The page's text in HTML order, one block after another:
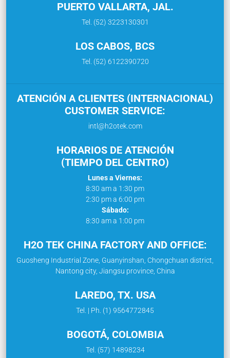
PUERTO VALLARTA, JAL.
Tel. (52) 3223130301
LOS CABOS, BCS
Tel. (52) 6122390720
ATENCIÓN A CLIENTES (INTERNACIONAL)
CUSTOMER SERVICE:
intl@h2otek.com
HORARIOS DE ATENCIÓN
(TIEMPO DEL CENTRO)
Lunes a Viernes:
8:30 am a 1:30 pm
2:30 pm a 6:00 pm
Sábado:
8:30 am a 1:00 pm
H2O TEK CHINA FACTORY AND OFFICE:
Guosheng Industrial Zone, Guanyinshan, Chongchuan district,
Nantong city, Jiangsu province, China
LAREDO, TX. USA
Tel. | Ph. (1) 9564772845
BOGOTÁ, COLOMBIA
Tel. (57) 14898234